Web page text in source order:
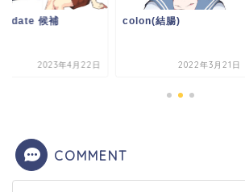
候補
2023年4月22日
colon(結腸)
2022年3月21日
COMMENT